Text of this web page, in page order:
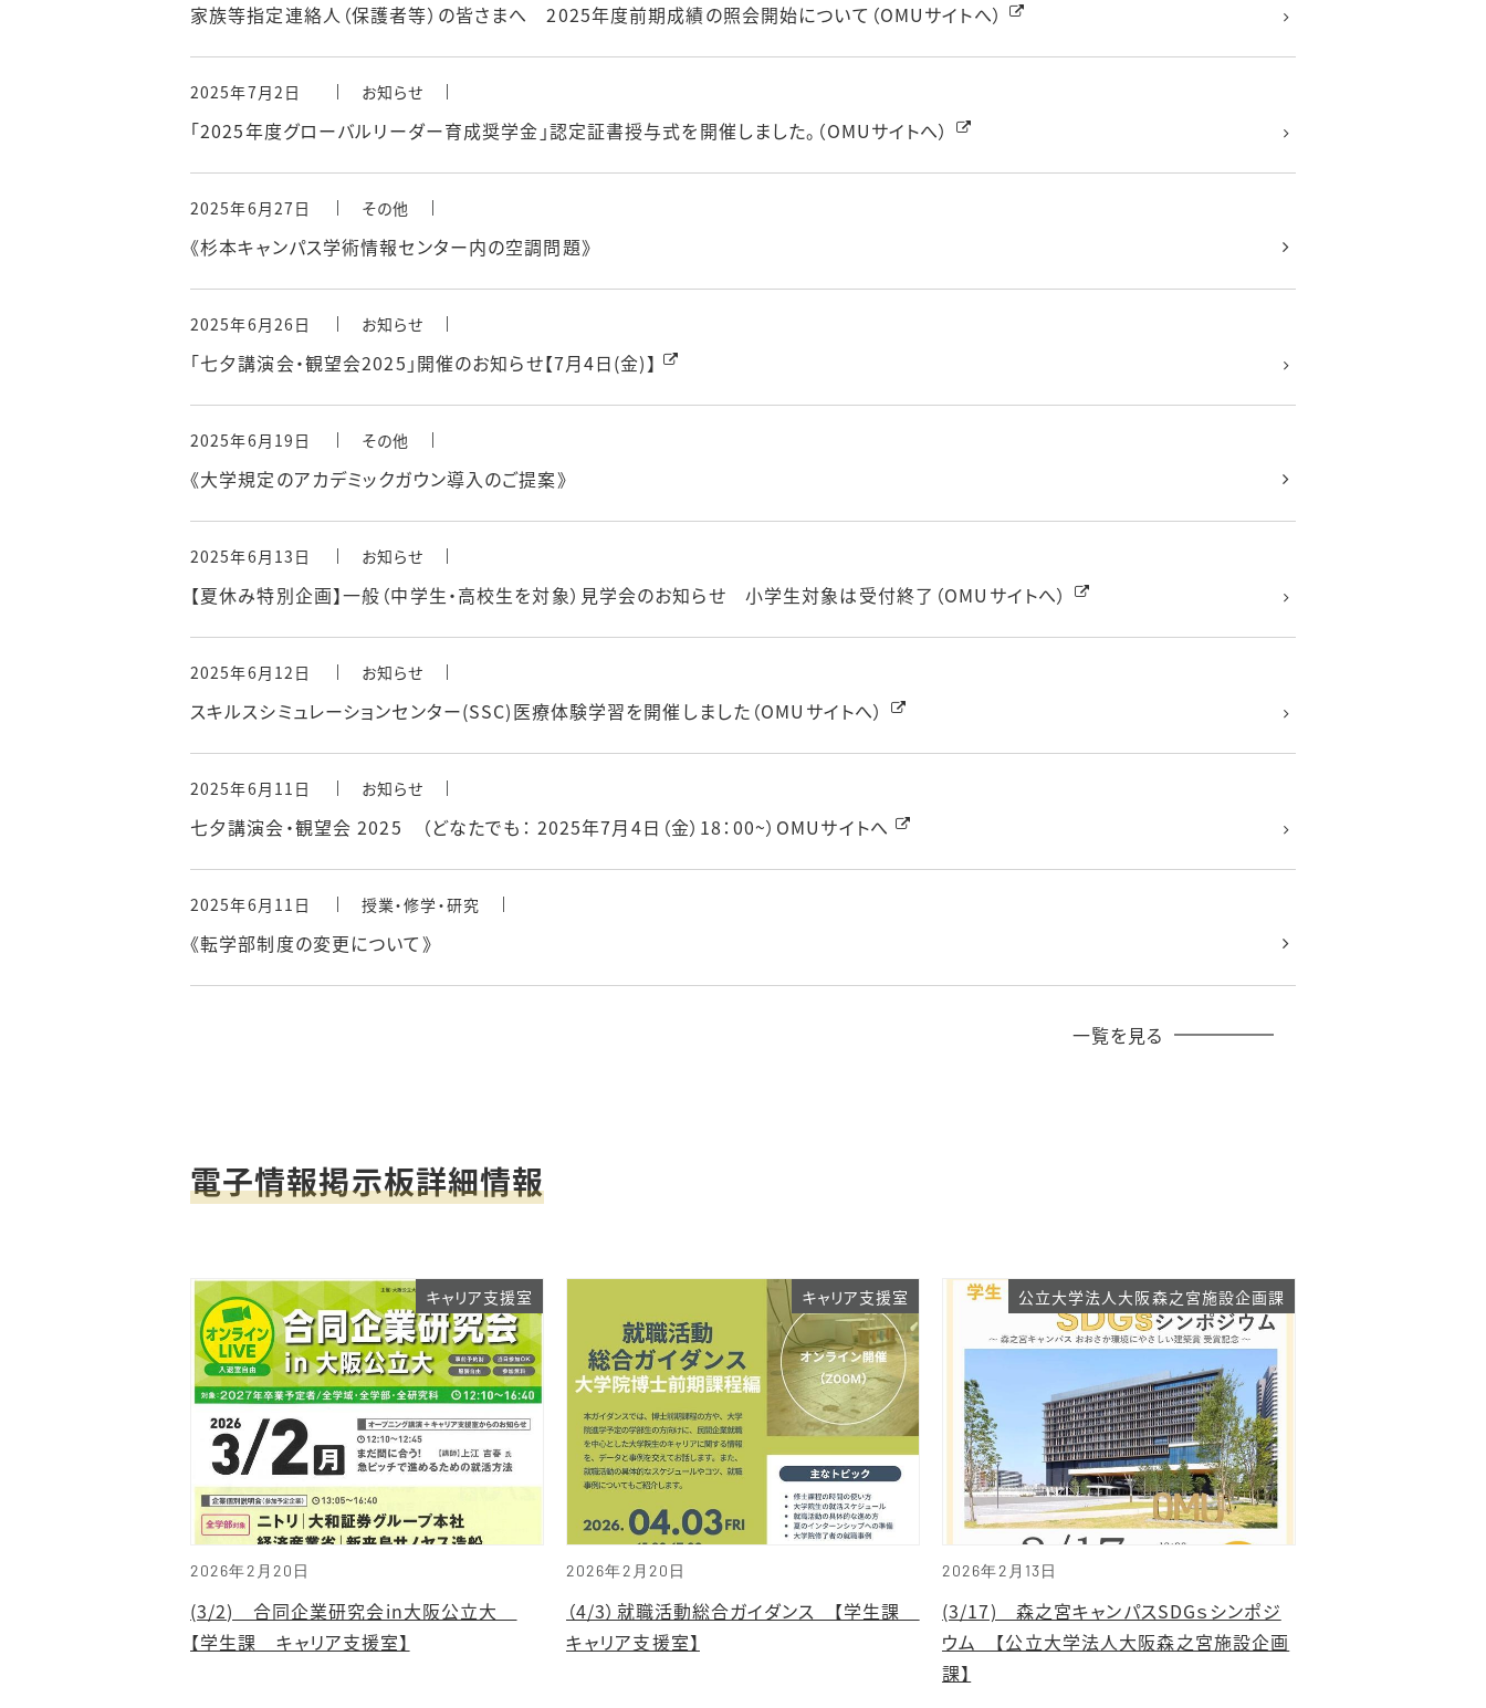
家族等指定連絡人（保護者等）の皆さまへ 2025年度前期成績の照会開始について（OMUサイトへ）
2025年7月2日 お知らせ
「2025年度グローバルリーダー育成奨学金」認定証書授与式を開催しました。（OMUサイトへ）
2025年6月27日 その他
《杉本キャンパス学術情報センター内の空調問題》
2025年6月26日 お知らせ
「七夕講演会・観望会2025」開催のお知らせ【7月4日(金)】
2025年6月19日 その他
《大学規定のアカデミックガウン導入のご提案》
2025年6月13日 お知らせ
【夏休み特別企画】一般（中学生・高校生を対象）見学会のお知らせ 小学生対象は受付終了（OMUサイトへ）
2025年6月12日 お知らせ
スキルスシミュレーションセンター(SSC)医療体験学習を開催しました（OMUサイトへ）
2025年6月11日 お知らせ
七夕講演会・観望会 2025 （どなたでも： 2025年7月4日（金）18：00~）OMUサイトへ
2025年6月11日 授業・修学・研究
《転学部制度の変更について》
一覧を見る
電子情報掲示板詳細情報
2026年2月20日
キャリア支援室
(3/2) 合同企業研究会in大阪公立大
【学生課 キャリア支援室】
2026年2月20日
キャリア支援室
（4/3）就職活動総合ガイダンス 【学生課
キャリア支援室】
2026年2月13日
公立大学法人大阪森之宮施設企画課
(3/17) 森之宮キャンパスSDGｓシンポジ
ウム 【公立大学法人大阪森之宮施設企画
課】